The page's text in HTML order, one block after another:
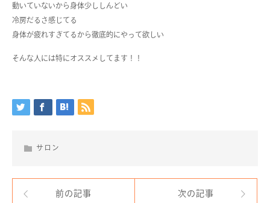
動いていないから身体少ししんどい
冷房だるさ感じてる
身体が疲れすぎてるから徹底的にやって欲しい
そんな人には特にオススメしてます！！
サロン
前の記事 次の記事